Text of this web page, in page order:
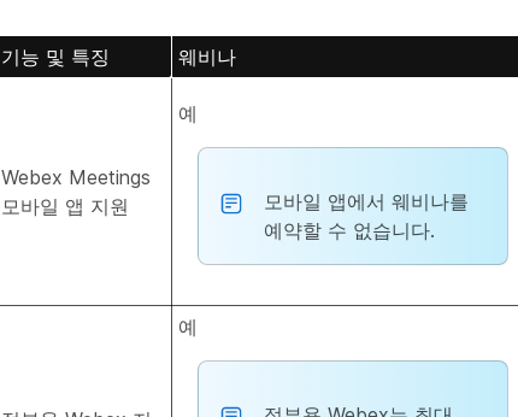
기능 및 특징 웨비나
Webex Meetings
모바일 앱 지원
예
모바일 앱에서 웨비나를
예약할 수 없습니다.
예